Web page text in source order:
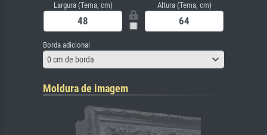
Largura (Tema, cm) Altura (Tema, cm)
Borda adicional
0 cm de borda
Moldura de imagem